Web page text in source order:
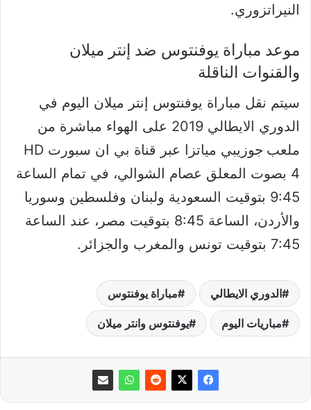
النيراتزوري.
موعد مباراة يوفنتوس ضد إنتر ميلان
والقنوات الناقلة
سيتم نقل مباراة يوفنتوس إنتر ميلان اليوم في
الدوري الايطالي 2019 على الهواء مباشرة من
ملعب جوزيبي مياتزا
عبر قناة بي ان سبورت HD
4 بصوت المعلق عصام الشوالي، في تمام الساعة
9:45 بتوقيت السعودية ولبنان وفلسطين وسوريا
والأردن، الساعة 8:45 بتوقيت مصر، عند الساعة
7:45 بتوقيت تونس والمغرب والجزائر.
الدوري الايطالي مباراة يوفنتوس
مباريات اليوم يوفنتوس وانتر ميلان